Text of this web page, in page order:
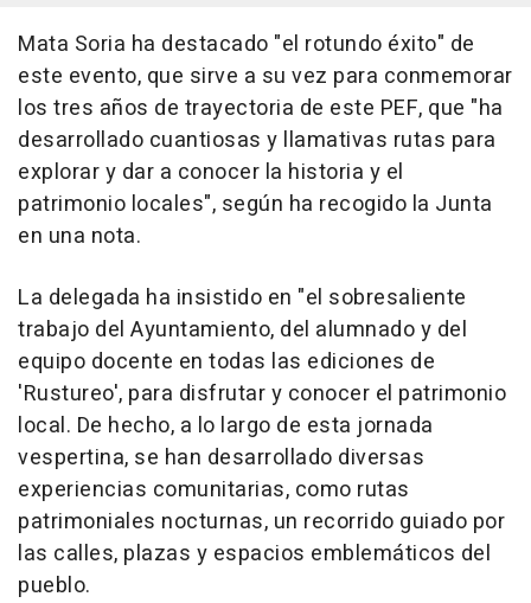
Mata Soria ha destacado "el rotundo éxito" de
este evento, que sirve a su vez para conmemorar
los tres años de trayectoria de este PEF, que "ha
desarrollado cuantiosas y llamativas rutas para
explorar y dar a conocer la historia y el
patrimonio locales", según ha recogido la Junta
en una nota.
La delegada ha insistido en "el sobresaliente
trabajo del Ayuntamiento, del alumnado y del
equipo docente en todas las ediciones de
'Rustureo', para disfrutar y conocer el patrimonio
local. De hecho, a lo largo de esta jornada
vespertina, se han desarrollado diversas
experiencias comunitarias, como rutas
patrimoniales nocturnas, un recorrido guiado por
las calles, plazas y espacios emblemáticos del
pueblo.